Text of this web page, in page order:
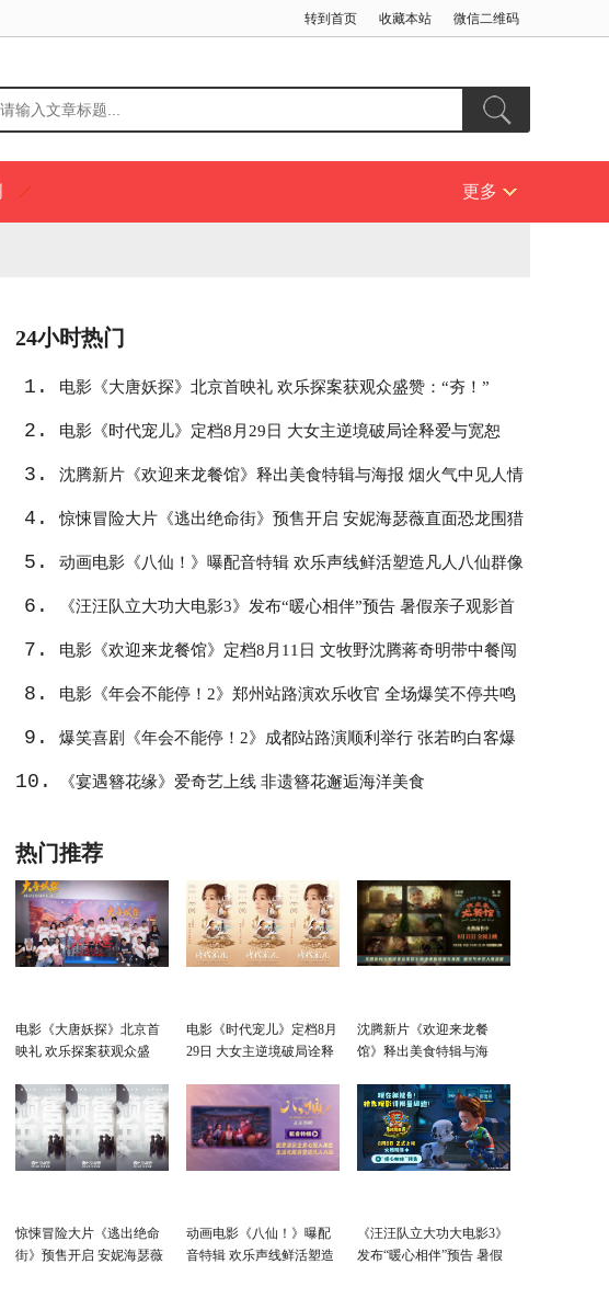
转到首页 收藏本站 微信二维码
更多
24小时热门
1. 电影《大唐妖探》北京首映礼 欢乐探案获观众盛赞：“夯！”
2. 电影《时代宠儿》定档8月29日 大女主逆境破局诠释爱与宽恕
3. 沈腾新片《欢迎来龙餐馆》释出美食特辑与海报 烟火气中见人情
温暖
4. 惊悚冒险大片《逃出绝命街》预售开启 安妮海瑟薇直面恐龙围猎
5. 动画电影《八仙！》曝配音特辑 欢乐声线鲜活塑造凡人八仙群像
6. 《汪汪队立大功大电影3》发布“暖心相伴”预告 暑假亲子观影首
选
7. 电影《欢迎来龙餐馆》定档8月11日 文牧野沈腾蒋奇明带中餐闯
中东
8. 电影《年会不能停！2》郑州站路演欢乐收官 全场爆笑不停共鸣
不止
9. 爆笑喜剧《年会不能停！2》成都站路演顺利举行 张若昀白客爆
笑整活走心输出
10. 《宴遇簪花缘》爱奇艺上线 非遗簪花邂逅海洋美食
热门推荐
电影《大唐妖探》北京首
映礼 欢乐探案获观众盛
电影《时代宠儿》定档8月
29日 大女主逆境破局诠释
沈腾新片《欢迎来龙餐
馆》释出美食特辑与海
惊悚冒险大片《逃出绝命
街》预售开启 安妮海瑟薇
动画电影《八仙！》曝配
音特辑 欢乐声线鲜活塑造
《汪汪队立大功大电影3》
发布“暖心相伴”预告 暑假